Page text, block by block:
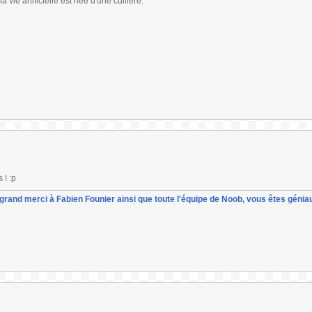
! :p
merci à Fabien Founier ainsi que toute l'équipe de Noob, vous êtes